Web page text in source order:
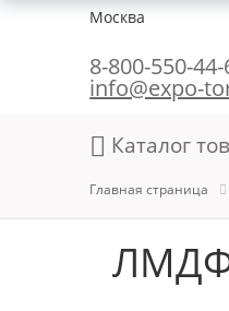
Москва
8-800-550-
info@expo-
Каталог
Главная страница
ЛМДФ